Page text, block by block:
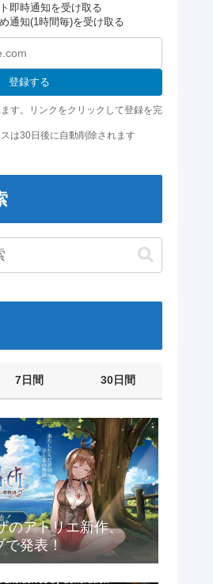
即時通知を受け取る
通知(1時間毎)を受け取る
登録する
す。リンクをクリックして登録を完
は30日後に自動削除されます
7日間 30日間
のアトリエ新作、
で発表！